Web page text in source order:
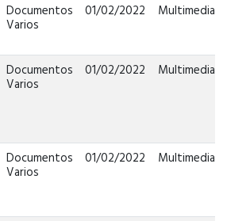
Documentos
Varios
01/02/2022 Multimedia
Documentos
Varios
01/02/2022 Multimedia
Documentos
Varios
01/02/2022 Multimedia